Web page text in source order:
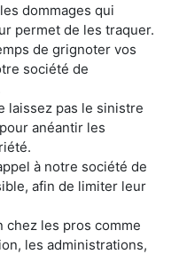
dommages qui
permet de les traquer.
de grignoter vos
société de
laissez pas le sinistre
anéantir les
à notre société de
afin de limiter leur
chez les pros comme
les administrations,